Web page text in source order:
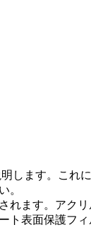
します。これ
。
れます。アク
ト表面保護フ